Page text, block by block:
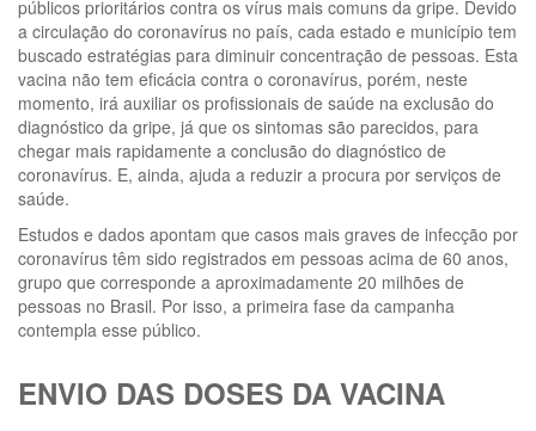
públicos prioritários contra os vírus mais comuns da gripe. Devido
a circulação do coronavírus no país, cada estado e município tem
buscado estratégias para diminuir concentração de pessoas. Esta
vacina não tem eficácia contra o coronavírus, porém, neste
momento, irá auxiliar os profissionais de saúde na exclusão do
diagnóstico da gripe, já que os sintomas são parecidos, para
chegar mais rapidamente a conclusão do diagnóstico de
coronavírus. E, ainda, ajuda a reduzir a procura por serviços de
saúde.
Estudos e dados apontam que casos mais graves de infecção por
coronavírus têm sido registrados em pessoas acima de 60 anos,
grupo que corresponde a aproximadamente 20 milhões de
pessoas no Brasil. Por isso, a primeira fase da campanha
contempla esse público.
ENVIO DAS DOSES DA VACINA